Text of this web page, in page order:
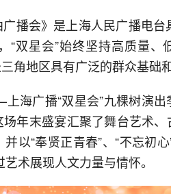
播会》是上海人民广播电
“双星会”始终坚持高质量、
角地区具有广泛的群众基础
海广播“双星会”九棵树演出
年末盛宴汇聚了舞台艺术
以“奉贤正青春”、“不忘初
术展现人文力量与情怀。